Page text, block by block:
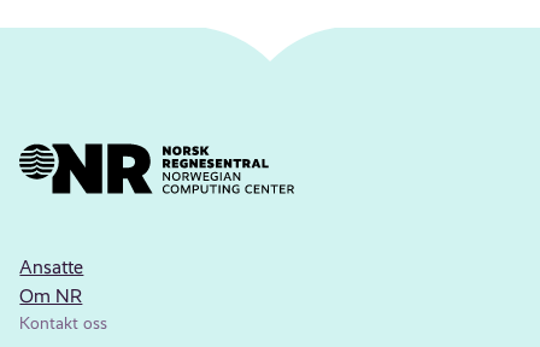
Ansatte
Om NR
Kontakt oss